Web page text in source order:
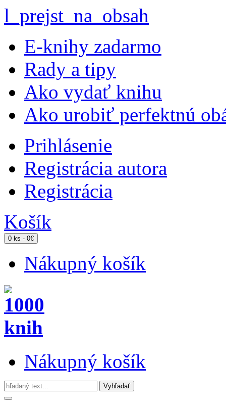
l_prejst_na_obsah
E-knihy zadarmo
Rady a tipy
Ako vydať knihu
Ako urobiť perfektnú
Prihlásenie
Registrácia autora
Registrácia
Košík
0 ks - 0€
Nákupný košík
Nákupný košík